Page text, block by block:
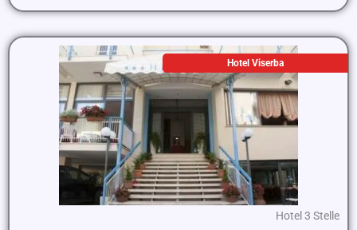
Hotel Viserba
Hotel 3 Stelle